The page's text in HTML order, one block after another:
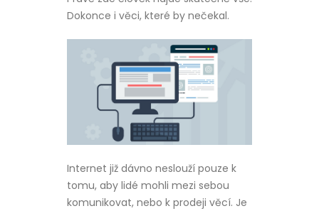
Dokonce i věci, které by nečekal.
Internet již dávno neslouží pouze k
tomu, aby lidé mohli mezi sebou
komunikovat, nebo k prodeji věcí. Je